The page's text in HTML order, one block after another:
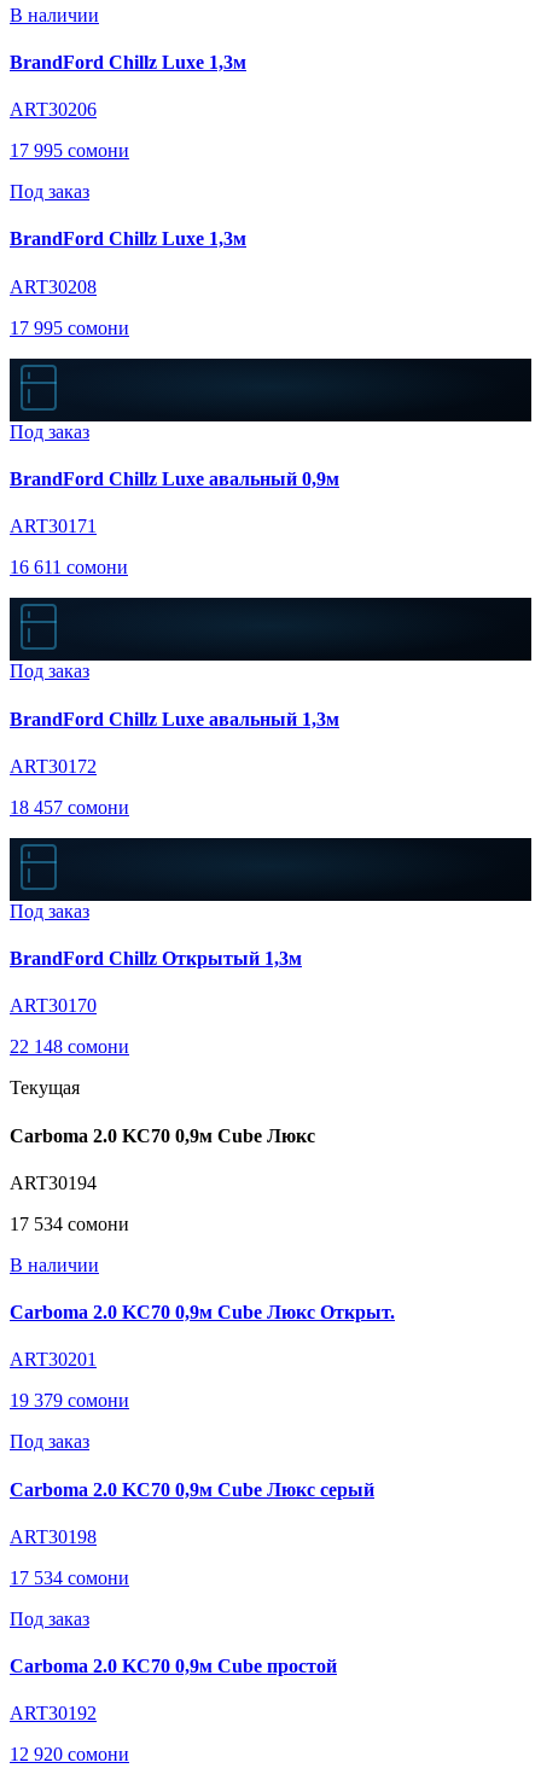
В наличии
BrandFord Chillz Luxe 1,3м
ART30206
17 995 сомони
Под заказ
BrandFord Chillz Luxe 1,3м
ART30208
17 995 сомони
Под заказ
BrandFord Chillz Luxe авальный 0,9м
ART30171
16 611 сомони
Под заказ
BrandFord Chillz Luxe авальный 1,3м
ART30172
18 457 сомони
Под заказ
BrandFord Chillz Открытый 1,3м
ART30170
22 148 сомони
Текущая
Carboma 2.0 KC70 0,9м Cube Люкс
ART30194
17 534 сомони
В наличии
Carboma 2.0 KC70 0,9м Cube Люкс Открыт.
ART30201
19 379 сомони
Под заказ
Carboma 2.0 KC70 0,9м Cube Люкс серый
ART30198
17 534 сомони
Под заказ
Carboma 2.0 KC70 0,9м Cube простой
ART30192
12 920 сомони